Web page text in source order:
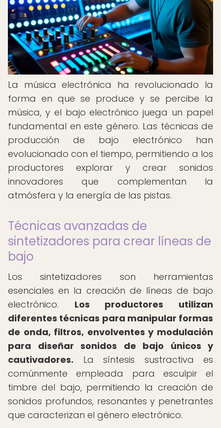
La música electrónica ha revolucionado la
forma en que se produce y se percibe la
música, y el bajo electrónico juega un papel
fundamental en este género. Las técnicas de
producción de bajo electrónico han
evolucionado con el tiempo, permitiendo a los
productores explorar y crear sonidos
innovadores que complementan la
atmósfera y la energía de las pistas.
Técnicas avanzadas de
sintetizadores para crear líneas de
bajo
Los sintetizadores son herramientas
esenciales en la creación de líneas de bajo
electrónico. Los productores utilizan
diferentes técnicas para manipular formas
de onda, filtros, envolventes y modulación
para diseñar sonidos de bajo únicos y
cautivadores. La síntesis sustractiva es
comúnmente empleada para esculpir el
timbre del bajo, permitiendo la creación de
sonidos profundos, resonantes y penetrantes
que caracterizan el género electrónico.